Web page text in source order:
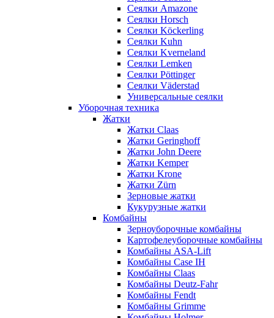
Сеялки Amazone
Сеялки Horsch
Сеялки Köckerling
Сеялки Kuhn
Сеялки Kverneland
Сеялки Lemken
Сеялки Pöttinger
Сеялки Väderstad
Универсальные сеялки
Уборочная техника
Жатки
Жатки Claas
Жатки Geringhoff
Жатки John Deere
Жатки Kemper
Жатки Krone
Жатки Zürn
Зерновые жатки
Кукурузные жатки
Комбайны
Зерноуборочные комбайны
Картофелеуборочные комбайны
Комбайны ASA-Lift
Комбайны Case IH
Комбайны Claas
Комбайны Deutz-Fahr
Комбайны Fendt
Комбайны Grimme